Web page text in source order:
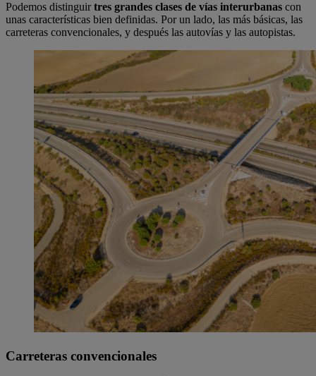
Podemos distinguirtres grandes clases de vías interurbanas con
unas características bien definidas. Por un lado, las más básicas, las
carreteras convencionales, y después las autovías y las autopistas.
Carreteras convencionales